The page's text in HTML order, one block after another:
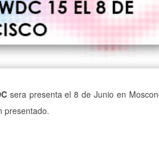
sera presenta el 8 de Junio en
presentado.